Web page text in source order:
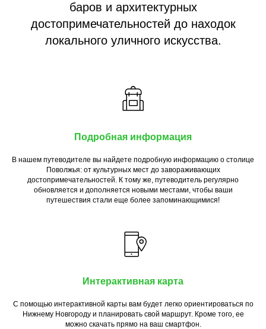
баров и архитектурных
достопримечательностей до находок
локального уличного искусства.
Подробная информация
В нашем путеводителе вы найдете подробную информацию о столице
Поволжья: от культурных мест до завораживающих
достопримечательностей. К тому же, путеводитель регулярно
обновляется и дополняется новыми местами, чтобы ваши
путешествия стали еще более запоминающимися!
Интерактивная карта
С помощью интерактивной карты вам будет легко ориентироваться по
Нижнему Новгороду и планировать свой маршрут. Кроме того, ее
можно скачать прямо на ваш смартфон.